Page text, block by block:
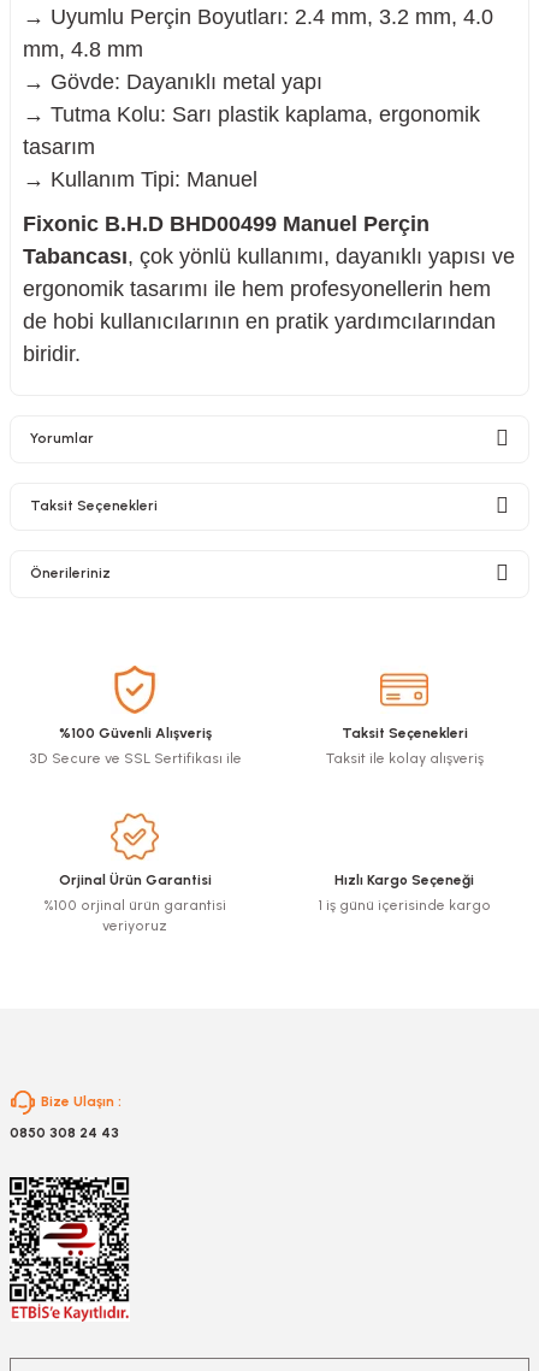
→ Uyumlu Perçin Boyutları: 2.4 mm, 3.2 mm, 4.0
mm, 4.8 mm
→ Gövde: Dayanıklı metal yapı
→ Tutma Kolu: Sarı plastik kaplama, ergonomik
tasarım
→ Kullanım Tipi: Manuel
Fixonic B.H.D BHD00499 Manuel Perçin
Tabancası, çok yönlü kullanımı, dayanıklı yapısı ve
ergonomik tasarımı ile hem profesyonellerin hem
de hobi kullanıcılarının en pratik yardımcılarından
biridir.
Yorumlar
Taksit Seçenekleri
Önerileriniz
Görüş ve önerileriniz için teşekkür ederiz.
Ürün resmi kalitesiz, bozuk veya görüntülenemiyor.
Ürün bilgilerinde hatalar bulunuyor.
Ürün fiyatı diğer sitelerden daha pahalı.
Bu ürüne benzer farklı alternatifler olmalı.
%100 Güvenli Alışveriş
3D Secure ve SSL Sertifikası ile
Taksit Seçenekleri
Taksit ile kolay alışveriş
Orjinal Ürün Garantisi
%100 orjinal ürün garantisi
veriyoruz
Hızlı Kargo Seçeneği
1 iş günü içerisinde kargo
Bize Ulaşın :
0850 308 24 43